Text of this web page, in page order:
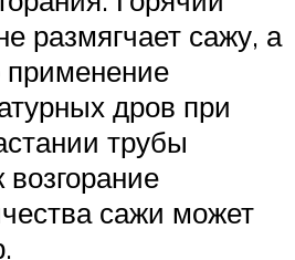
размягчает сажу, а
применение
дров при
трубы
возгорание
сажи может